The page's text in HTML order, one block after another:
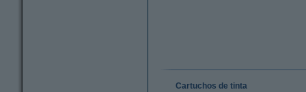
Cartuchos de tinta